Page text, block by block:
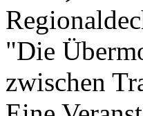
"Die
zwischen